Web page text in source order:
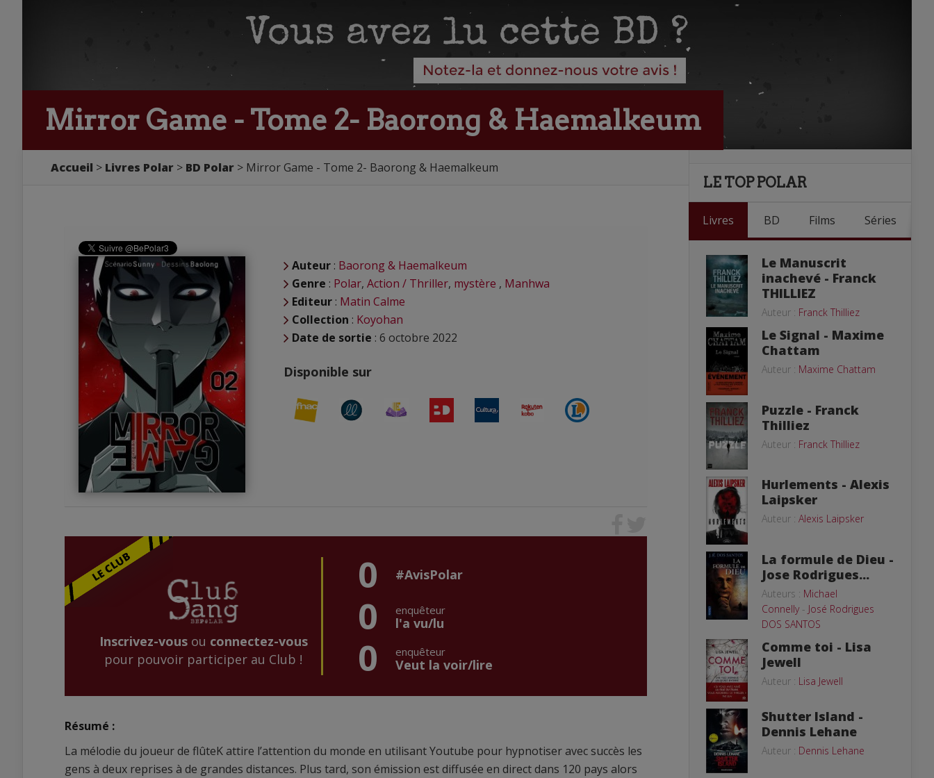
Mirror Game - Tome 2- Baorong & Haemalkeum
Accueil Livres Polar BD Polar Mirror Game - Tome 2- Baorong & Haemalkeum
Auteur : Baorong & Haemalkeum
Genre : Polar, Action / Thriller, mystère , Manhwa
Editeur : Matin Calme
Collection : Koyohan
Date de sortie : 6 octobre 2022
Disponible sur
Inscrivez-vousou connectez-vous
pour pouvoir participer au Club !
0 #AvisPolar
0 enquêteur
l'a vu/lu
0 enquêteur
Veut la voir/lire
Résumé :
La mélodie du joueur de flûteK attire l’attention du monde en utilisant Youtube pour hypnotiser avec succès les
gens à deux reprises à de grandes distances. Plus tard, son émission est diffusée en direct dans 120 pays alors
LE TOP POLAR
Livres BD Films Séries
Le Manuscrit
inachevé - Franck
THILLIEZ
Auteur : Franck Thilliez
Le Signal - Maxime
Chattam
Auteur : Maxime Chattam
Puzzle - Franck
Thilliez
Auteur : Franck Thilliez
Hurlements - Alexis
Laipsker
Auteur : Alexis Laipsker
La formule de Dieu -
Jose Rodrigues...
Auteurs : Michael
Connelly- José Rodrigues
DOS SANTOS
Comme toi - Lisa
Jewell
Auteur : Lisa Jewell
Shutter Island -
Dennis Lehane
Auteur : Dennis Lehane